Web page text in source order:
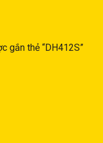
gắn thẻ “DH412S”